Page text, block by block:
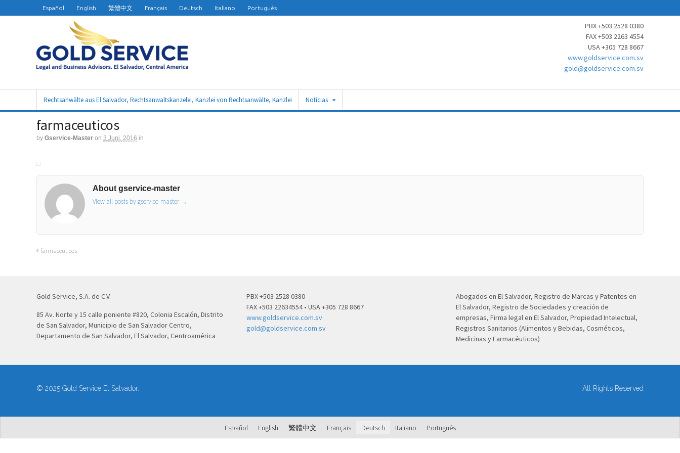
Español English 繁體中文 Français Deutsch Italiano Português
PBX +503 2528 0380
FAX +503 2263 4554
USA +305 728 8667
www.goldservice.com.sv
gold@goldservice.com.sv
Rechtsanwälte aus El Salvador, Rechtsanwaltskanzelei, Kanzlei von Rechtsanwälte, Kanzlei Noticias
farmaceuticos
by Gservice-Master on 3 Juni, 2016 in
About gservice-master
View all posts by gservice-master →
farmaceuticos
Gold Service, S.A. de C.V.
85 Av. Norte y 15 calle poniente #820, Colonia Escalón, Distrito
de San Salvador, Municipio de San Salvador Centro,
Departamento de San Salvador, El Salvador, Centroamérica
PBX +503 2528 0380
FAX +503 22634554 • USA +305 728 8667
www.goldservice.com.sv
gold@goldservice.com.sv
Abogados en El Salvador, Registro de Marcas y Patentes en
El Salvador, Registro de Sociedades y creación de
empresas, Firma legal en El Salvador, Propiedad Intelectual,
Registros Sanitarios (Alimentos y Bebidas, Cosméticos,
Medicinas y Farmacéuticos)
© 2025 Gold Service El Salvador. All Rights Reserved
Español English 繁體中文 Français Deutsch Italiano Português